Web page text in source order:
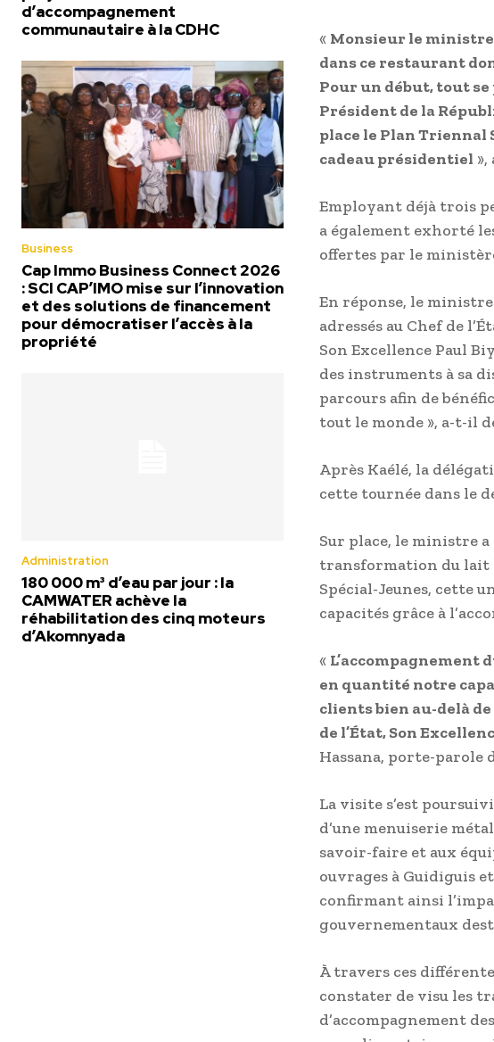
d’accompagnement
communautaire à la CDHC
Business
Cap Immo Business Connect 2026
: SCI CAP’IMO mise sur l’innovation
et des solutions de financement
pour démocratiser l’accès à la
propriété
Administration
180 000 m³ d’eau par jour : la
CAMWATER achève la
réhabilitation des cinq moteurs
d’Akomnyada
« Monsieur le
dans ce restaurant
Pour un début, tout
Président de la
place le Plan Triennal
cadeau présidentiel
Employant déjà trois
a également exhorté
offertes par le
En réponse, le
adressés au Chef de
Son Excellence Paul
des instruments à sa
parcours afin de
tout le monde », a-t-il
Après Kaélé, la
cette tournée dans le
Sur place, le ministre
transformation du lait
Spécial-Jeunes, cette
capacités grâce à
« L’accompagnement
en quantité notre
clients bien au-delà
de l’État, Son
Hassana, porte-parole
La visite s’est
d’une menuiserie
savoir-faire et aux
ouvrages à Guidiguis
confirmant ainsi
gouvernementaux
À travers ces
constater de visu les
d’accompagnement